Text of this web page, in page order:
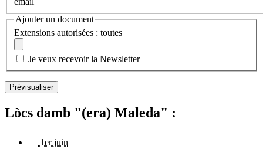
Ajouter un document
Extensions autorisées : toutes
Je veux recevoir la Newsletter
Lòcs damb "(era) Maleda" :
1er juin